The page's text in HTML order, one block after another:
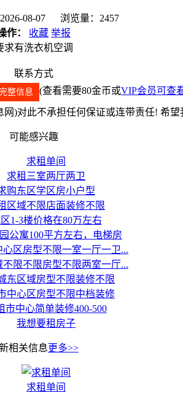
08-07 浏览量：2457
作：
收藏 举报
求有洗衣机空调
联系方式
整信息 (查看需要80金币或VIP会员可查
)对此不承担任何保证或连带责任! 希望
可能感兴趣
求租单间
求租三室两厅两卫
购东区学区房小户型
区域不限店面装修不限
1-3楼价格在80万左右
公寓100平方左右，电梯房
心区房型不限一室一厅一卫...
不限不限房型不限两室一厅...
东区域房型不限装修不限
中心区房型不限中档装修
市中心简单装修400-500
我想要租房子
相关信息更多>>
求租单间